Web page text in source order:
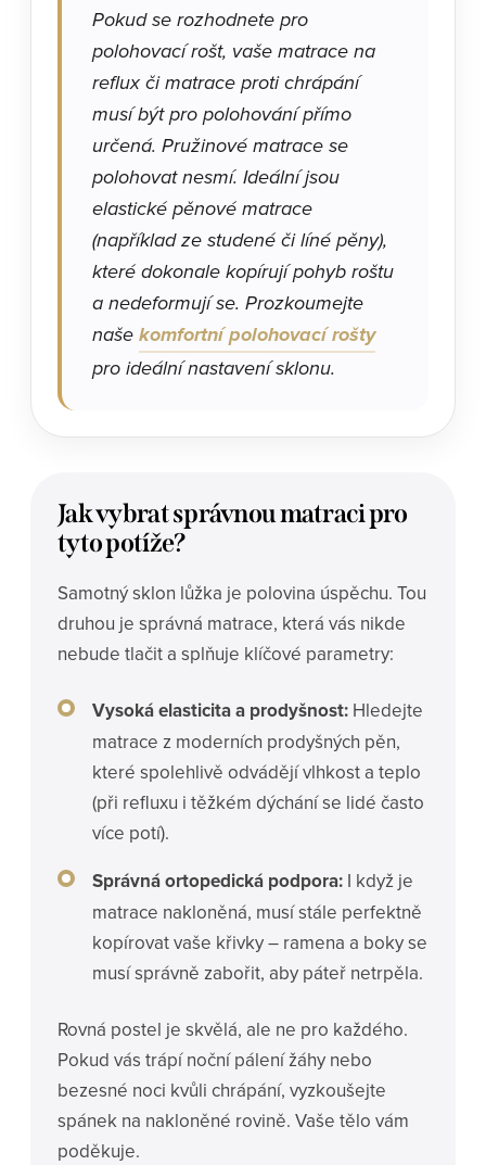
Pokud se rozhodnete pro
polohovací rošt, vaše matrace na
reflux či matrace proti chrápání
musí být pro polohování přímo
určená. Pružinové matrace se
polohovat nesmí. Ideální jsou
elastické pěnové matrace
(například ze studené či líné pěny),
které dokonale kopírují pohyb roštu
a nedeformují se. Prozkoumejte
našekomfortní polohovací rošty
pro ideální nastavení sklonu.
Jak vybrat správnou matraci pro
tyto potíže?
Samotný sklon lůžka je polovina úspěchu. Tou
druhou je správná matrace, která vás nikde
nebude tlačit a splňuje klíčové parametry:
Vysoká elasticita a prodyšnost: Hledejte
matrace z moderních prodyšných pěn,
které spolehlivě odvádějí vlhkost a teplo
(při refluxu i těžkém dýchání se lidé často
více potí).
Správná ortopedická podpora: I když je
matrace nakloněná, musí stále perfektně
kopírovat vaše křivky – ramena a boky se
musí správně zabořit, aby páteř netrpěla.
Rovná postel je skvělá, ale ne pro každého.
Pokud vás trápí noční pálení žáhy nebo
bezesné noci kvůli chrápání, vyzkoušejte
spánek na nakloněné rovině. Vaše tělo vám
poděkuje.